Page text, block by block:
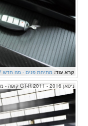
קרא עוד: מתיחת פנים - מה חדש 2017
ניסאן GT-R 2011 - 2016 קופה - מבט מלפנים